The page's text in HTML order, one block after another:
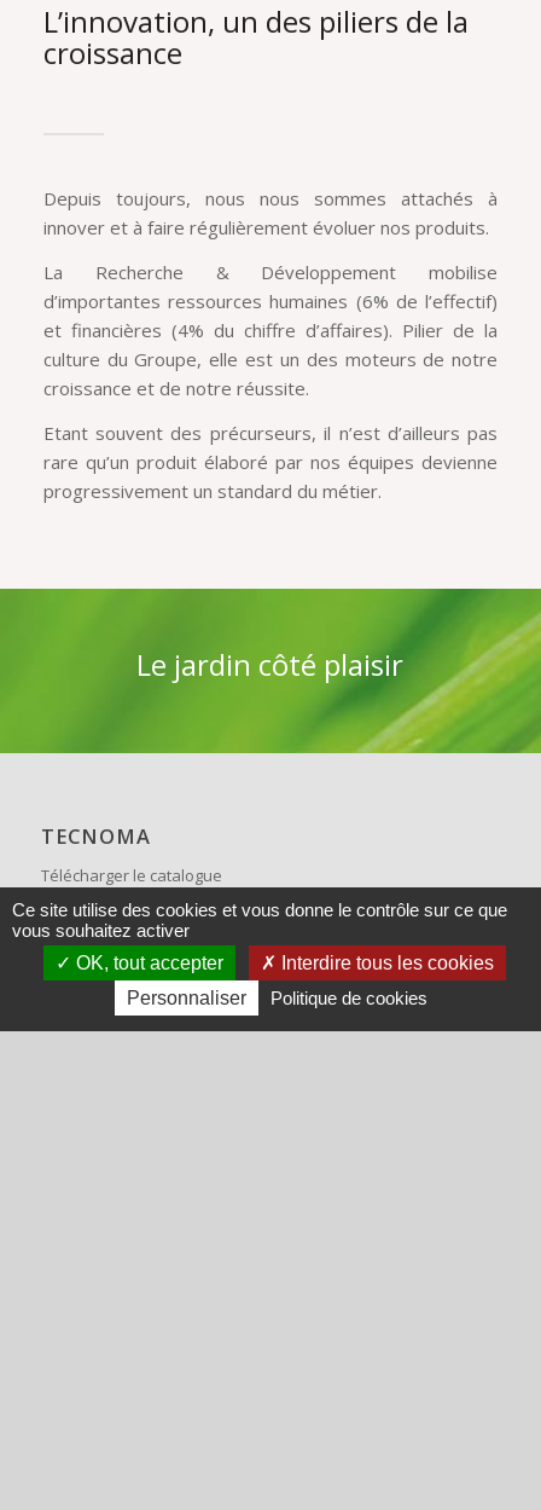
L’innovation, un des piliers de la
croissance
Depuis toujours, nous nous sommes attachés à
innover et à faire régulièrement évoluer nos produits.
La Recherche & Développement mobilise
d’importantes ressources humaines (6% de l’effectif)
et financières (4% du chiffre d’affaires). Pilier de la
culture du Groupe, elle est un des moteurs de notre
croissance et de notre réussite.
Etant souvent des précurseurs, il n’est d’ailleurs pas
rare qu’un produit élaboré par nos équipes devienne
progressivement un standard du métier.
Le jardin côté plaisir
TECNOMA
Télécharger le catalogue
FAQ
Recrutement
Ce site utilise des cookies et vous donne le contrôle sur ce que
vous souhaitez activer
OK, tout accepter
Interdire tous les cookies
Personnaliser
Politique de cookies